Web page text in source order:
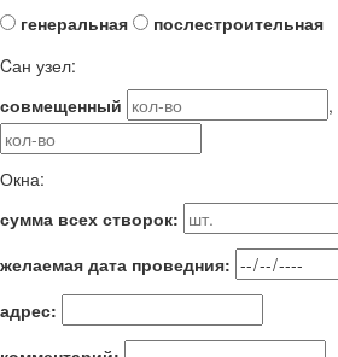
генеральная
послестроительная
Cан узел:
совмещенный
,
Окна:
сумма всех створок:
желаемая дата проведния:
адрес: